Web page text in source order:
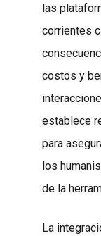
las
corrientes
costos y
establece
para
los
de la
La